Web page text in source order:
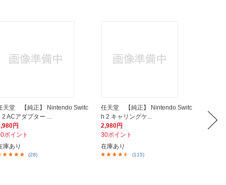
天堂 【純正】 Nintendo Switc
2 ACアダプター ...
円
ポイント
庫あり
(28)
任天堂 【純正】 Nintendo Switc
h 2 キャリングケ...
2,980円
30ポイント
在庫あり
(115)
コン
4,280円